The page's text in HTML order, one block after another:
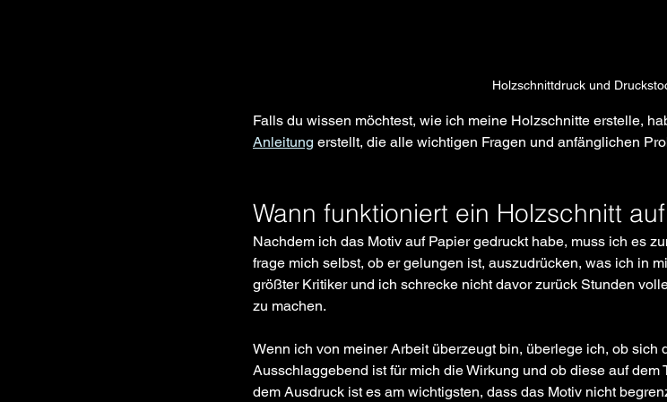
Holzschnittdruck und
Falls du wissen möchtest, wie ich meine Holzschnitte erstelle,
Anleitung erstellt, die alle wichtigen Fragen und anfänglichen
Wann funktioniert ein Holzschnitt auf
Nachdem ich das Motiv auf Papier gedruckt habe, muss ich es
frage mich selbst, ob er gelungen ist, auszudrücken, was ich in
größter Kritiker und ich schrecke nicht davor zurück Stunden
zu machen.
Wenn ich von meiner Arbeit überzeugt bin, überlege ich, ob sich
Ausschlaggebend ist für mich die Wirkung und ob diese auf dem
dem Ausdruck ist es am wichtigsten, dass das Motiv nicht